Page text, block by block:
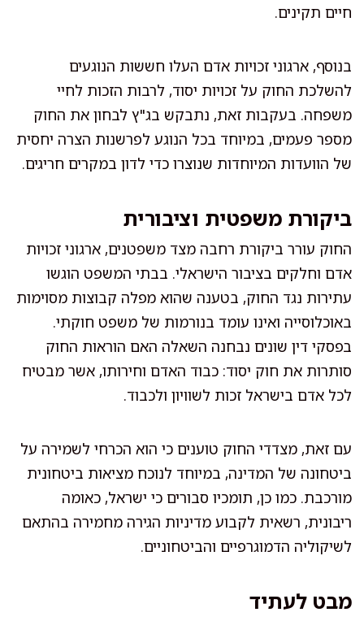
חיים תקינים.
בנוסף, ארגוני זכויות אדם העלו חששות הנוגעים
להשלכת החוק על זכויות יסוד, לרבות הזכות לחיי
משפחה. בעקבות זאת, נתבקש בג"ץ לבחון את החוק
מספר פעמים, במיוחד בכל הנוגע לפרשנות הצרה יחסית
של הוועדות המיוחדות שנוצרו כדי לדון במקרים חריגים.
ביקורת משפטית וציבורית
החוק עורר ביקורת רחבה מצד משפטנים, ארגוני זכויות
אדם וחלקים בציבור הישראלי. בבתי המשפט הוגשו
עתירות נגד החוק, בטענה שהוא מפלה קבוצות מסוימות
באוכלוסייה ואינו עומד בנורמות של משפט חוקתי.
בפסקי דין שונים נבחנה השאלה האם הוראות החוק
סותרות את חוק יסוד: כבוד האדם וחירותו, אשר מבטיח
לכל אדם בישראל זכות לשוויון ולכבוד.
עם זאת, מצדדי החוק טוענים כי הוא הכרחי לשמירה על
ביטחונה של המדינה, במיוחד לנוכח מציאות ביטחונית
מורכבת. כמו כן, תומכיו סבורים כי ישראל, כאומה
ריבונית, רשאית לקבוע מדיניות הגירה מחמירה בהתאם
לשיקוליה הדמוגרפיים והביטחוניים.
מבט לעתיד